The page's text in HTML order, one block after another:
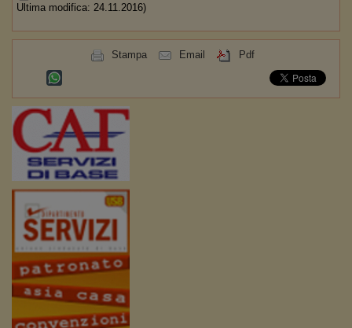
Ultima modifica: 24.11.2016)
Stampa Email Pdf